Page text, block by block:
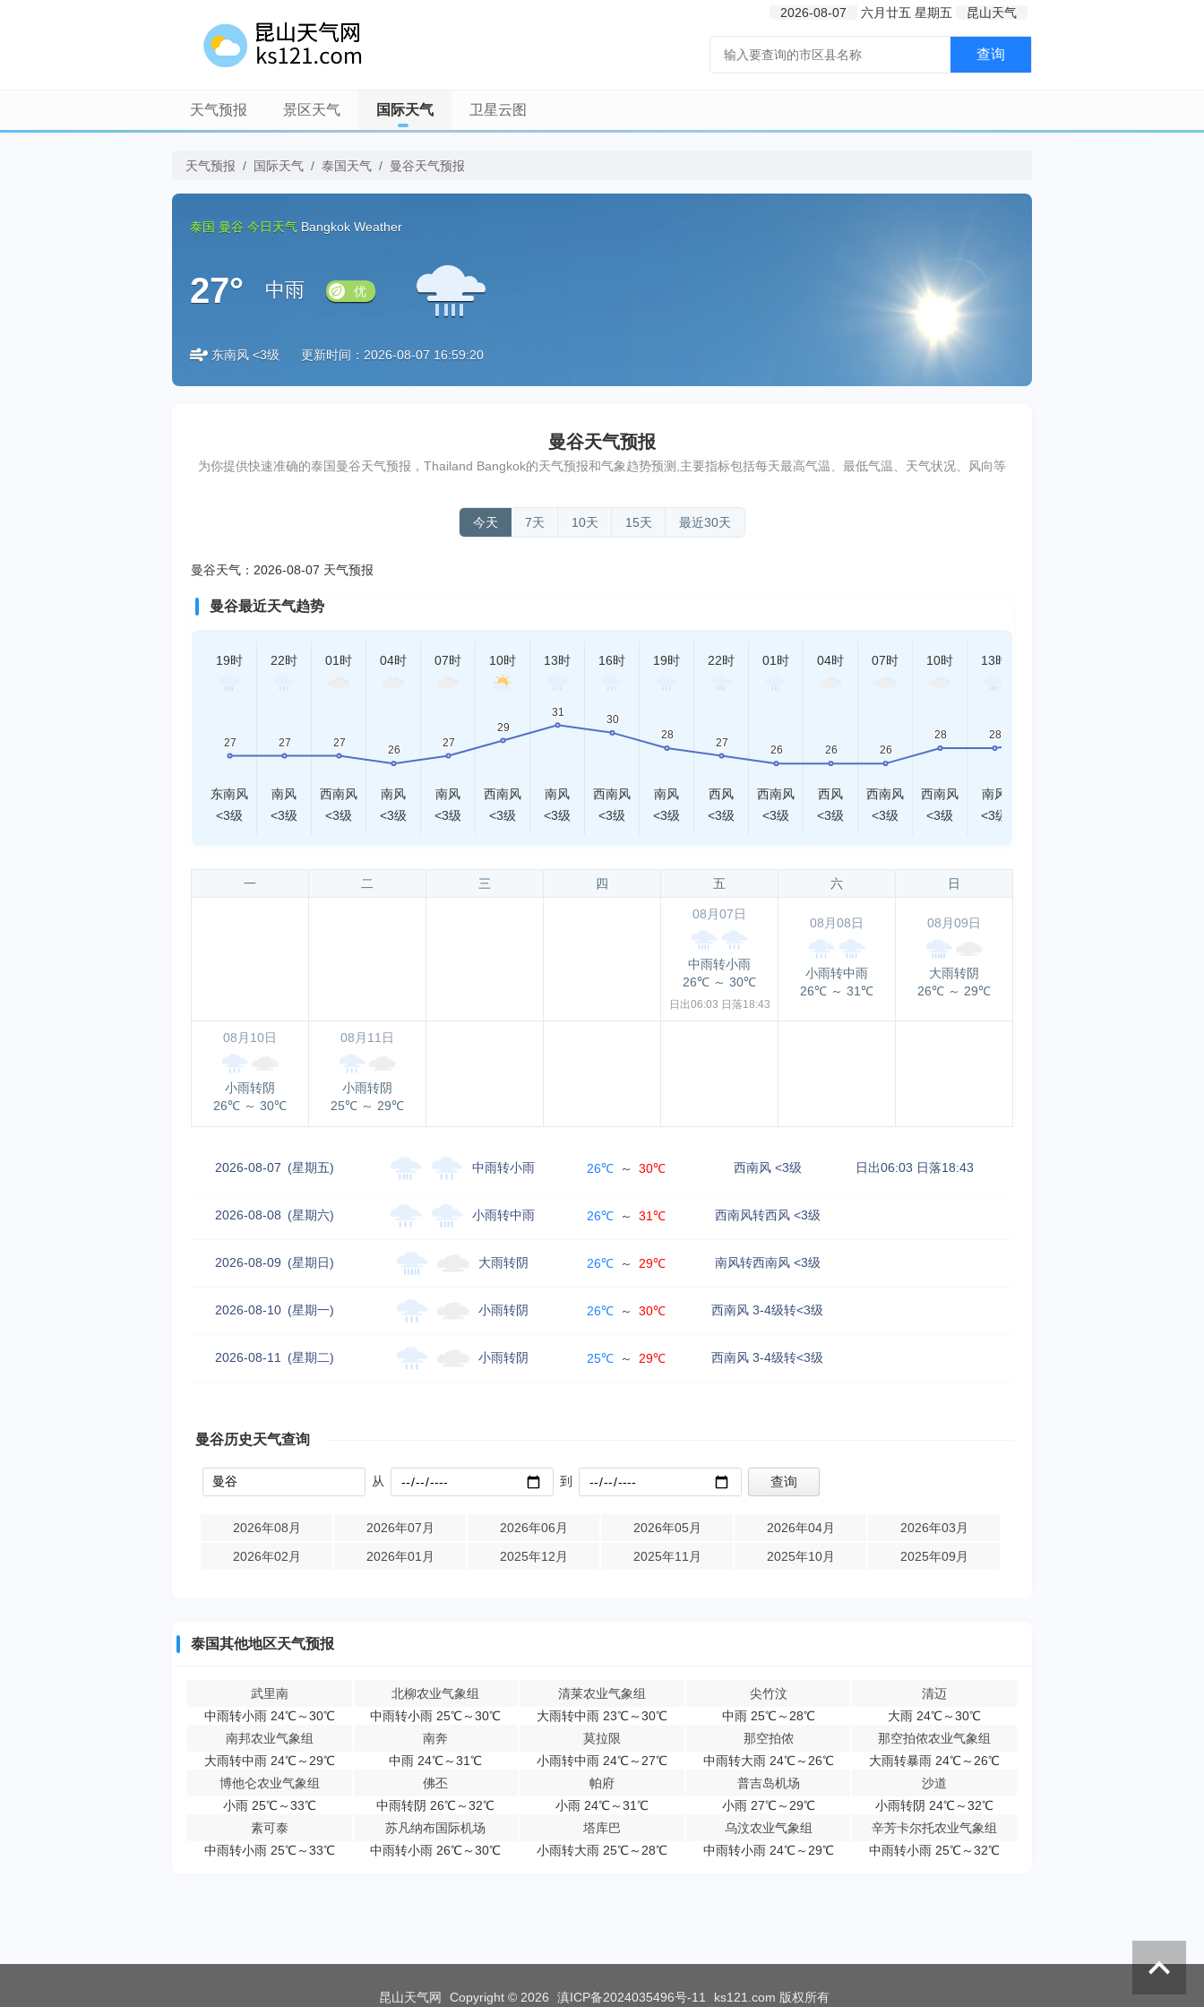
2026-08-07 六月廿五 星期五 昆山天气
查询
天气预报 景区天气 国际天气 卫星云图
天气预报 / 国际天气 / 泰国天气 / 曼谷天气预报
泰国 曼谷 今日天气 Bangkok Weather
27° 中雨 优
东南风 <3级 更新时间：2026-08-07 16:59:20
曼谷天气预报
为你提供快速准确的泰国曼谷天气预报，Thailand Bangkok的天气预报和气象趋势预测,主要指标包括每天最高气温、最低气温、天气状况、风向等
今天 7天 10天 15天 最近30天
曼谷天气：2026-08-07 天气预报
曼谷最近天气趋势
19时
东南风
<3级
22时
南风
<3级
01时
西南风
<3级
04时
南风
<3级
07时
南风
<3级
10时
西南风
<3级
13时
南风
<3级
16时
西南风
<3级
19时
南风
<3级
22时
西风
<3级
01时
西南风
<3级
04时
西风
<3级
07时
西南风
<3级
10时
西南风
<3级
13时
南风
<3级
一 二 三 四 五 六 日
08月07日
中雨转小雨
26℃ ～ 30℃
日出06:03 日落18:43
08月08日
小雨转中雨
26℃ ～ 31℃
08月09日
大雨转阴
26℃ ～ 29℃
08月10日
小雨转阴
26℃ ～ 30℃
08月11日
小雨转阴
25℃ ～ 29℃
2026-08-07 (星期五) 中雨转小雨 26℃ ～ 30℃ 西南风 <3级 日出06:03 日落18:43
2026-08-08 (星期六) 小雨转中雨 26℃ ～ 31℃ 西南风转西风 <3级
2026-08-09 (星期日) 大雨转阴 26℃ ～ 29℃ 南风转西南风 <3级
2026-08-10 (星期一) 小雨转阴 26℃ ～ 30℃ 西南风 3-4级转<3级
2026-08-11 (星期二) 小雨转阴 25℃ ～ 29℃ 西南风 3-4级转<3级
曼谷历史天气查询
从 到
2026年08月 2026年07月 2026年06月 2026年05月 2026年04月
2026年03月
2026年02月
2026年01月 2025年12月 2025年11月 2025年10月 2025年09月
泰国其他地区天气预报
武里南
中雨转小雨 24℃～30℃
北柳农业气象组
中雨转小雨 25℃～30℃
清莱农业气象组
大雨转中雨 23℃～30℃
尖竹汶
中雨 25℃～28℃
清迈
大雨 24℃～30℃
南邦农业气象组
大雨转中雨 24℃～29℃
南奔
中雨 24℃～31℃
莫拉限
小雨转中雨 24℃～27℃
那空拍侬
中雨转大雨 24℃～26℃
那空拍侬农业气象组
大雨转暴雨 24℃～26℃
博他仑农业气象组
小雨 25℃～33℃
佛丕
中雨转阴 26℃～32℃
帕府
小雨 24℃～31℃
普吉岛机场
小雨 27℃～29℃
沙道
小雨转阴 24℃～32℃
素可泰
中雨转小雨 25℃～33℃
苏凡纳布国际机场
中雨转小雨 26℃～30℃
塔库巴
小雨转大雨 25℃～28℃
乌汶农业气象组
中雨转小雨 24℃～29℃
辛芳卡尔托农业气象组
中雨转小雨 25℃～32℃
昆山天气网 Copyright © 2026 滇ICP备2024035496号-11 ks121.com 版权所有